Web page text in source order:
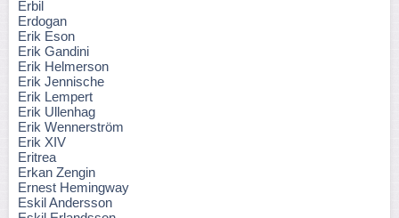
Erbil
Erdogan
Erik Eson
Erik Gandini
Erik Helmerson
Erik Jennische
Erik Lempert
Erik Ullenhag
Erik Wennerström
Erik XIV
Eritrea
Erkan Zengin
Ernest Hemingway
Eskil Andersson